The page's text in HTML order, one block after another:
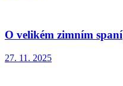
O velikém zimním spaní
27. 11. 2025